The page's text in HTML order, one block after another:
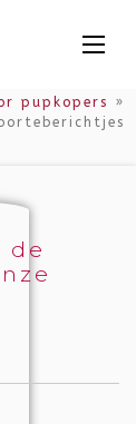
pupkopers
»
de